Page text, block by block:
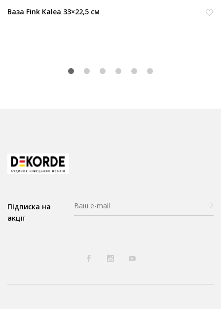
Ваза Fink Kalea 33×22,5 см
Підписка на
акції